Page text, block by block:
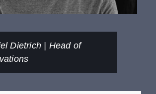
Dietrich | Head of